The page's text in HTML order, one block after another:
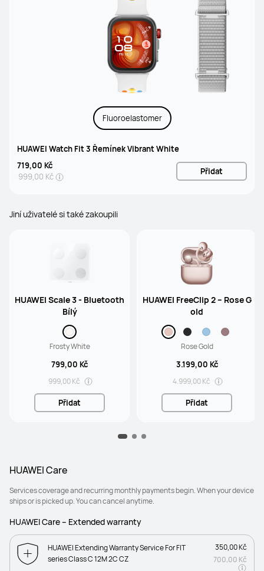
Fluoroelastomer
HUAWEI Watch Fit 3 Řemínek Vibrant White
719,00 Kč
999,00 Kč
Přidat
Jiní uživatelé si také zakoupili
HUAWEI Scale 3 - Bluetooth
Bílý
Frosty White
799,00 Kč
999,00 Kč
Přidat
HUAWEI FreeClip 2 – Rose G
old
Rose Gold
3.199,00 Kč
4.999,00 Kč
Přidat
HUAWEI Care
Services coverage and recurring monthly payments begin. When your device
ships or is picked up. You can cancel anytime.
HUAWEI Care – Extended warranty
HUAWEI Extending Warranty Service For FIT
series Class C 12M 2C CZ
350,00 Kč
700,00 Kč